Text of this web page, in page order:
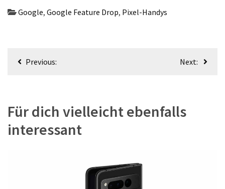
(18) Google, Google Feature Drop, Pixel-Handys
Beitragsnavigation
Previous: Next:
Für dich vielleicht ebenfalls
interessant